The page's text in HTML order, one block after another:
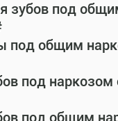
зубов под
под общим
под наркозом
под общим